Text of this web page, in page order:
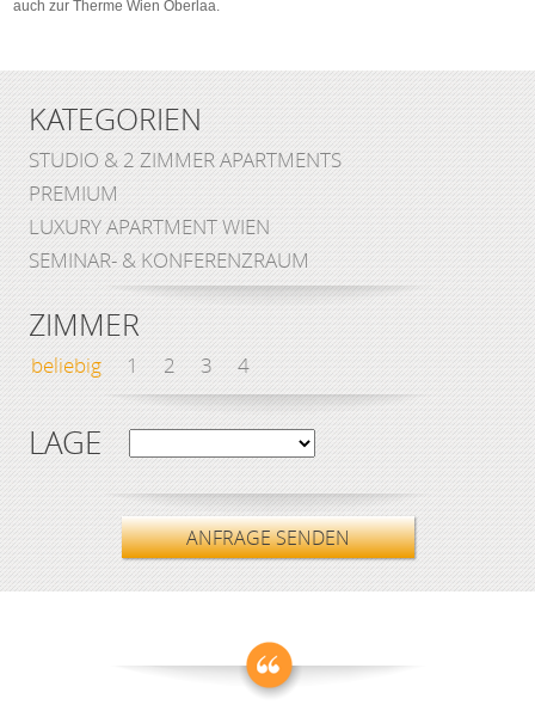
auch zur Therme Wien Oberlaa.
KATEGORIEN
STUDIO & 2 ZIMMER APARTMENTS
PREMIUM
LUXURY APARTMENT WIEN
SEMINAR- & KONFERENZRAUM
ZIMMER
beliebig 1 2 3 4
LAGE
ANFRAGE SENDEN